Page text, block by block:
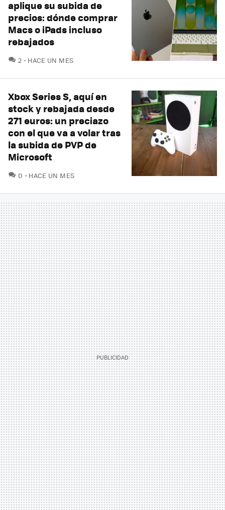
aplique su subida de
precios: dónde comprar
Macs o iPads incluso
rebajados
2 COMENTARIOS
HACE UN MES
Xbox Series S, aquí en
stock y rebajada desde
271 euros: un preciazo
con el que va a volar tras
la subida de PVP de
Microsoft
0 COMENTARIOS
HACE UN MES